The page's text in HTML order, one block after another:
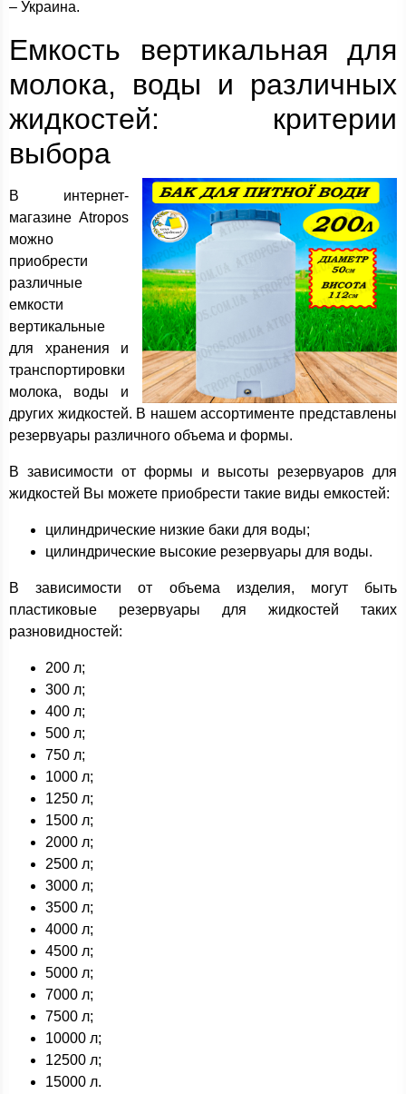
– Украина.
Емкость вертикальная для
молока, воды и различных
жидкостей: критерии
выбора
В интернет-
магазине Atropos
можно
приобрести
различные
емкости
вертикальные
для хранения и
транспортировки
молока, воды и
других жидкостей. В нашем ассортименте представлены
резервуары различного объема и формы.
В зависимости от формы и высоты резервуаров для
жидкостей Вы можете приобрести такие виды емкостей:
цилиндрические низкие баки для воды;
цилиндрические высокие резервуары для воды.
В зависимости от объема изделия, могут быть
пластиковые резервуары для жидкостей таких
разновидностей:
200 л;
300 л;
400 л;
500 л;
750 л;
1000 л;
1250 л;
1500 л;
2000 л;
2500 л;
3000 л;
3500 л;
4000 л;
4500 л;
5000 л;
7000 л;
7500 л;
10000 л;
12500 л;
15000 л.